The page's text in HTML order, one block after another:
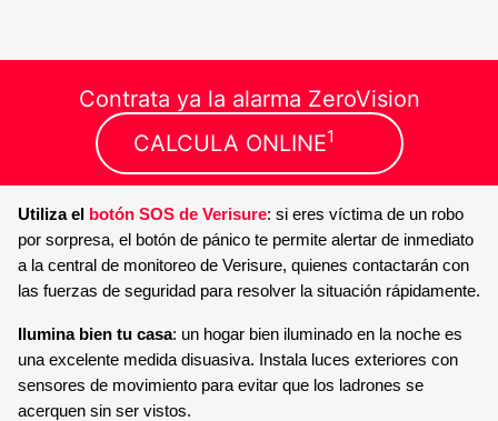
Contrata ya la alarma ZeroVision
CALCULA ONLINE1
Utiliza el botón SOS de Verisure: si eres víctima de un robo
por sorpresa, el botón de pánico te permite alertar de inmediato
a la central de monitoreo de Verisure, quienes contactarán con
las fuerzas de seguridad para resolver la situación rápidamente.
Ilumina bien tu casa: un hogar bien iluminado en la noche es
una excelente medida disuasiva. Instala luces exteriores con
sensores de movimiento para evitar que los ladrones se
acerquen sin ser vistos.